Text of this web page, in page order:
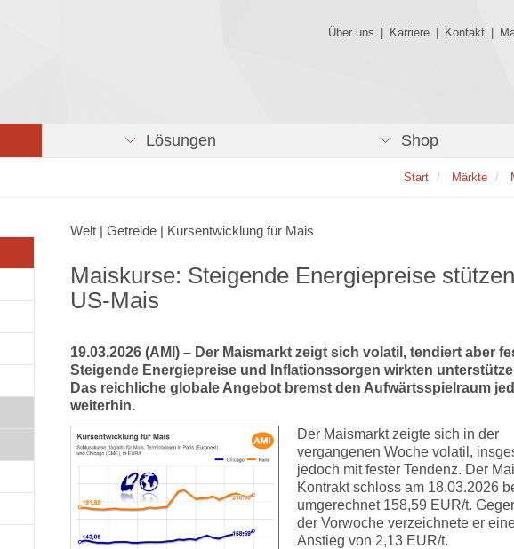
Über uns Karriere Kontakt
Lösungen Shop
Start Märkte
Welt | Getreide | Kursentwicklung für Mais
Maiskurse: Steigende Energiepreise stützen
US-Mais
19.03.2026 (AMI) – Der Maismarkt zeigt sich volatil, tendiert aber
Steigende Energiepreise und Inflationssorgen wirkten
Das reichliche globale Angebot bremst den Aufwärtsspielraum
weiterhin.
Der Maismarkt zeigte sich in der
vergangenen Woche volatil,
jedoch mit fester Tendenz. Der
Kontrakt schloss am 18.03.2026
umgerechnet 158,59 EUR/t.
der Vorwoche verzeichnete er
Anstieg von 2,13 EUR/t.